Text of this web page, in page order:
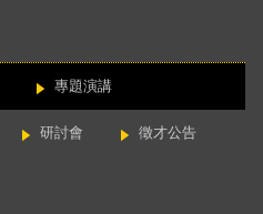
專題演講
研討會 徵才公告